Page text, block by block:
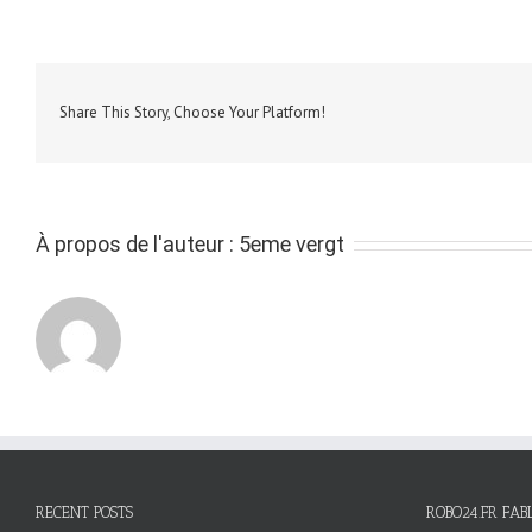
Share This Story, Choose Your Platform!
À propos de l'auteur : 5eme vergt
RECENT POSTS ROBO24.FR